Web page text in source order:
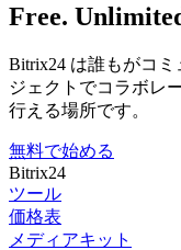
Free.
Bitrix24 は誰もがコ
ジェクトでコラボレ
行える場所です。
無料で始める
Bitrix24
ツール
価格表
メディアキット